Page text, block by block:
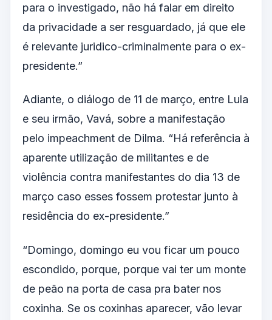
para o investigado, não há falar em direito
da privacidade a ser resguardado, já que ele
é relevante juridico-criminalmente para o ex-
presidente.”
Adiante, o diálogo de 11 de março, entre Lula
e seu irmão, Vavá, sobre a manifestação
pelo impeachment de Dilma. “Há referência à
aparente utilização de militantes e de
violência contra manifestantes do dia 13 de
março caso esses fossem protestar junto à
residência do ex-presidente.”
“Domingo, domingo eu vou ficar um pouco
escondido, porque, porque vai ter um monte
de peão na porta de casa pra bater nos
coxinha. Se os coxinhas aparecer, vão levar